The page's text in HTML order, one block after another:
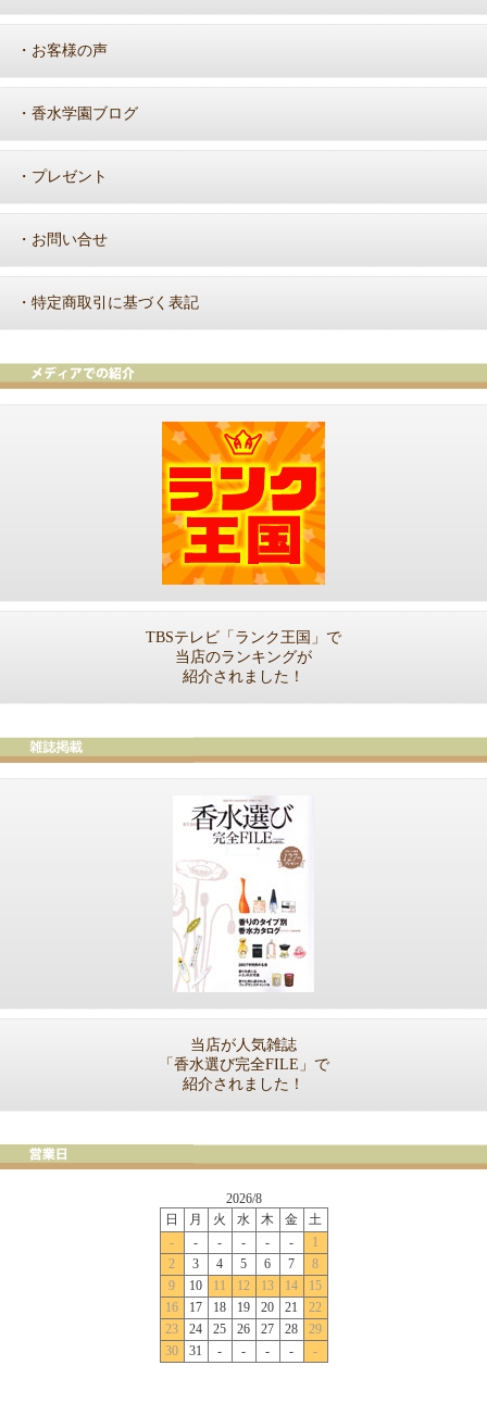
・ お客様の声
・ 香水学園ブログ
・ プレゼント
・ お問い合せ
・ 特定商取引に基づく表記
TBSテレビ「ランク王国」で
当店のランキングが
紹介されました！
当店が人気雑誌
「香水選び完全FILE」で
紹介されました！